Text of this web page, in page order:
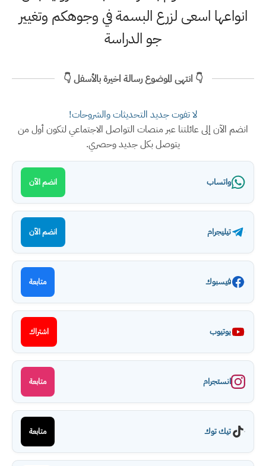
انواعها اسعى لزرع البسمة في وجوهكم وتغيير
جو الدراسة
👇 انتهى الموضوع رسالة اخيرة بالأسفل 👇
لا تفوت جديد التحديثات والشروحات!
انضم الآن إلى عائلتنا عبر منصات التواصل الاجتماعي لتكون أول من
يتوصل بكل جديد وحصري.
واتساب انضم الآن
تيليجرام انضم الآن
فيسبوك متابعة
يوتيوب اشتراك
انستجرام متابعة
تيك توك متابعة